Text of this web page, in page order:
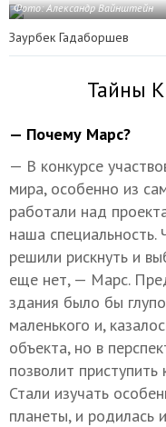
Фото: Александр Вайнштейн
Заурбек Гадаборшев
Тайны
— Почему Марс?
— В конкурсе
мира, особенно из
работали над
наша
решили рискнуть и
еще нет, — Марс.
здания было бы
маленького и,
объекта, но в
позволит
Стали изучать
планеты, и родилась